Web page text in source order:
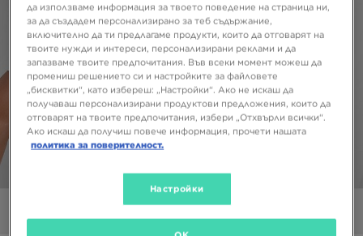
да използваме информация за твоето поведение на страница ни,
за да създадем персонализирано за теб съдържание,
включително да ти предлагаме продукти, които да отговарят на
твоите нужди и интереси, персонализирани реклами и да
запазваме твоите предпочитания. Във всеки момент можеш да
промениш решението си и настройките за файловете
„бисквитки“, като избереш: „Настройки“. Ако не искаш да
получаваш персонализирани продуктови предложения, които да
отговарят на твоите предпочитания, избери „Отхвърли всички“.
Ако искаш да получиш повече информация, прочети нашата
политика за поверителност.
Настройки